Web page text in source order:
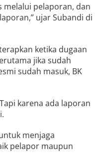
melalui pelaporan, dan
ujar Subandi di
ketika dugaan
jika sudah
sudah masuk, BK
karena ada laporan
menjaga
pelapor maupun